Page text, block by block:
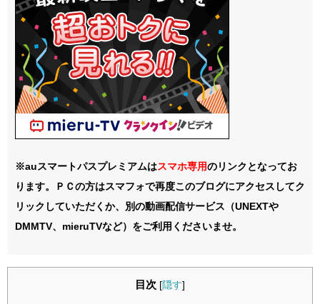
※auスマートパスプレミアムはスマホ専用のリンクとなってお
ります。ＰＣの方はスマフォで再度このブログにアクセスしてク
リックしていただくか、別の動画配信サービス（UNEXTや
DMMTV、mieruTVなど）をご利用くださいませ。
目次 [隠す]